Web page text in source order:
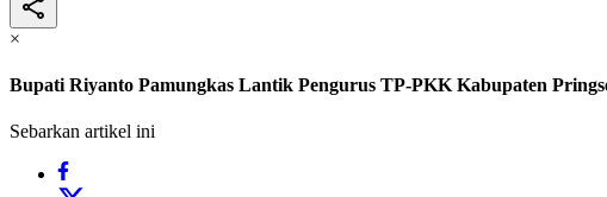
×
Bupati Riyanto Pamungkas Lantik Pengurus TP-PKK Kabupaten
Sebarkan artikel ini